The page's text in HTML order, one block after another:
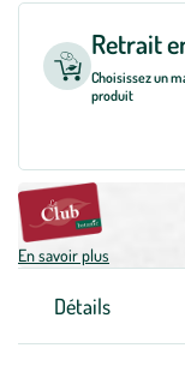
Retrait
Choisissez un
produit
En savoir plus
Détails